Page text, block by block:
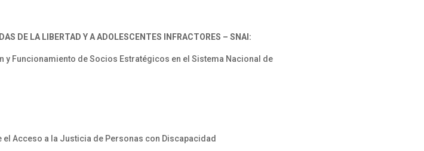
DE LA LIBERTAD Y A ADOLESCENTES INFRACTORES – SNAI:
y Funcionamiento de Socios Estratégicos en el Sistema Nacional de
Acceso a la Justicia de Personas con Discapacidad